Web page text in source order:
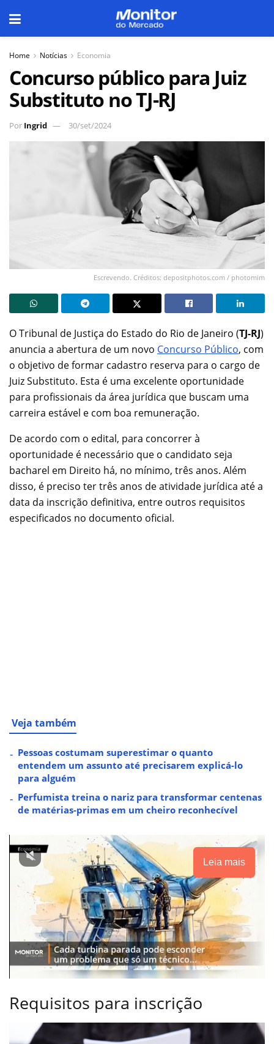
Home Notícias Economia
Concurso público para Juiz
Substituto no TJ-RJ
Por Ingrid 30/set/2024
Escrevendo. Créditos: depositphotos.com / photomim
O Tribunal de Justiça do Estado do Rio de Janeiro (TJ-RJ)
anuncia a abertura de um novo Concurso Público, com
o objetivo de formar cadastro reserva para o cargo de
Juiz Substituto. Esta é uma excelente oportunidade
para profissionais da área jurídica que buscam uma
carreira estável e com boa remuneração.
De acordo com o edital, para concorrer à
oportunidade é necessário que o candidato seja
bacharel em Direito há, no mínimo, três anos. Além
disso, é preciso ter três anos de atividade jurídica até a
data da inscrição definitiva, entre outros requisitos
especificados no documento oficial.
Veja também
Pessoas costumam superestimar o quanto
entendem um assunto até precisarem explicá-lo
para alguém
Perfumista treina o nariz para transformar centenas
de matérias-primas em um cheiro reconhecível
Leia mais
Requisitos para inscrição